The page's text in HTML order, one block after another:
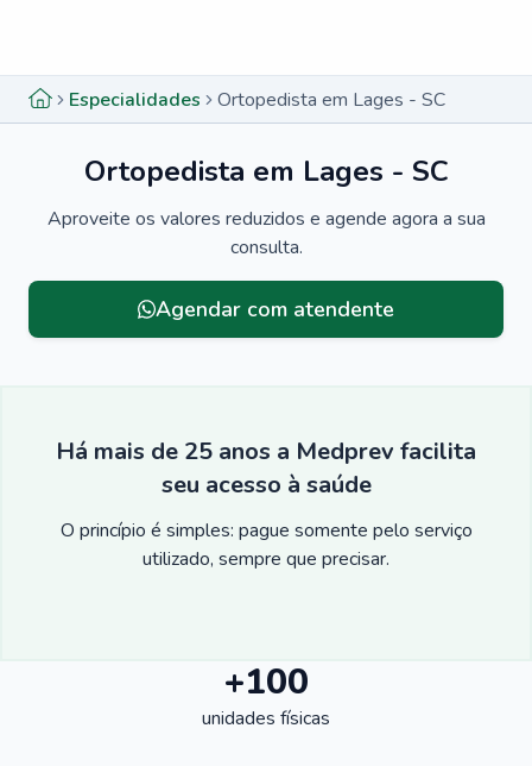
Especialidades Ortopedista em Lages - SC
Ortopedista em Lages - SC
Aproveite os valores reduzidos e agende agora a sua
consulta.
Agendar com atendente
Há mais de 25 anos a Medprev facilita
seu acesso à saúde
O princípio é simples: pague somente pelo serviço
utilizado, sempre que precisar.
+100
unidades físicas